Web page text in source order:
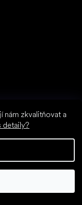
nám zkvalitňovat a
detaily?